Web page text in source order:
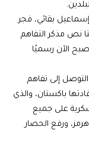
إسماعيل بقائي، فجر
نص مذكر التفاهم
الآن رسميًا
التوصل إلى تفاهم
باكستان، والذي
على جميع
ورفع الحصار